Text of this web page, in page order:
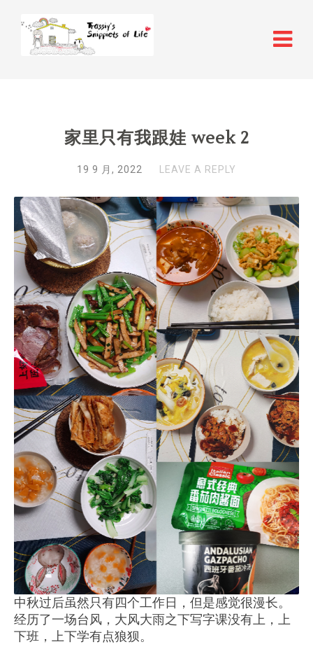
家里只有我跟娃 week 2
19 9 月, 2022 LEAVE A REPLY
中秋过后虽然只有四个工作日，但是感觉很漫长。
经历了一场台风，大风大雨之下写字课没有上，上
下班，上下学有点狼狈。